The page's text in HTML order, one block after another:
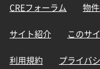
CREフォーラム 物
サイト紹介 このサ
利用規約 プライバ